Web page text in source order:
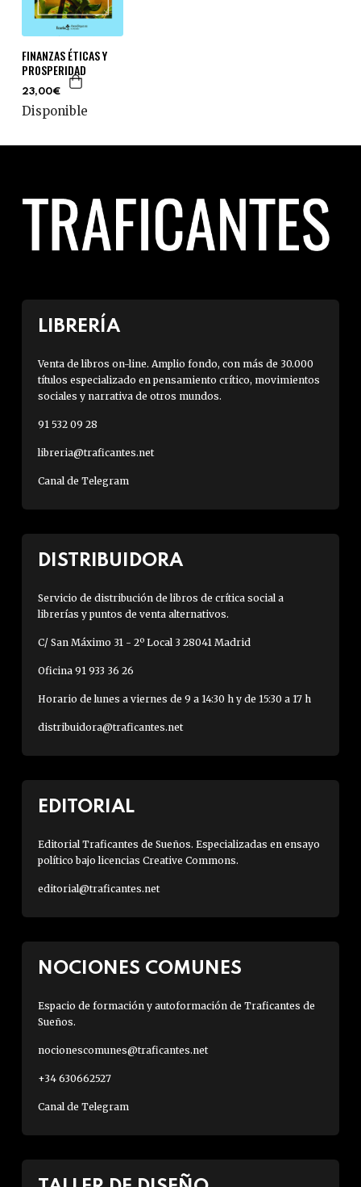
FINANZAS ÉTICAS Y
PROSPERIDAD
23,00€
Disponible
LIBRERÍA
Venta de libros on-line. Amplio fondo, con más de 30.000
títulos especializado en pensamiento crítico, movimientos
sociales y narrativa de otros mundos.
91 532 09 28
libreria@traficantes.net
Canal de Telegram
DISTRIBUIDORA
Servicio de distribución de libros de crítica social a
librerías y puntos de venta alternativos.
C/ San Máximo 31 - 2º Local 3 28041 Madrid
Oficina 91 933 36 26
Horario de lunes a viernes de 9 a 14:30 h y de 15:30 a 17 h
distribuidora@traficantes.net
EDITORIAL
Editorial Traficantes de Sueños. Especializadas en ensayo
político bajo licencias Creative Commons.
editorial@traficantes.net
NOCIONES COMUNES
Espacio de formación y autoformación de Traficantes de
Sueños.
nocionescomunes@traficantes.net
+34 630662527
Canal de Telegram